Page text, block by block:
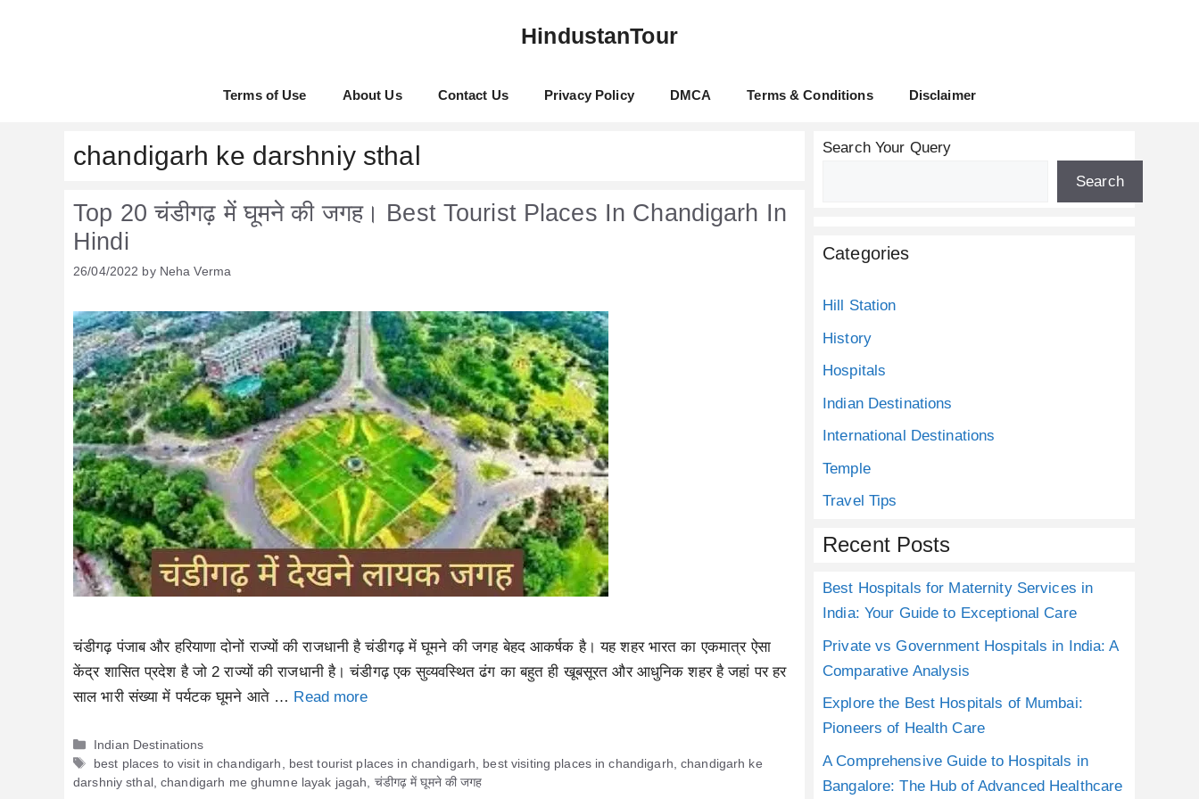
HindustanTour
Terms of Use About Us Contact Us Privacy Policy DMCA Terms & Conditions Disclaimer
chandigarh ke darshniy sthal
Top 20 चंडीगढ़ में घूमने की जगह। Best Tourist Places In Chandigarh In
Hindi
26/04/2022 by Neha Verma
चंडीगढ़ पंजाब और हरियाणा दोनों राज्यों की राजधानी है चंडीगढ़ में घूमने की जगह बेहद आकर्षक है। यह शहर भारत का एकमात्र ऐसा
केंद्र शासित प्रदेश है जो 2 राज्यों की राजधानी है। चंडीगढ़ एक सुव्यवस्थित ढंग का बहुत ही खूबसूरत और आधुनिक शहर है जहां पर हर
साल भारी संख्या में पर्यटक घूमने आते … Read more
Categories
Indian Destinations
Tags
best places to visit in chandigarh best tourist places in chandigarh best visiting places in chandigarh ,chandigarh ke
darshniy sthal,chandigarh me ghumne layak jagah चंडीगढ़ में घूमने की जगह
Search Your Query
Search
Categories
Hill Station
History
Hospitals
Indian Destinations
International Destinations
Temple
Travel Tips
Recent Posts
Best Hospitals for Maternity Services in
India: Your Guide to Exceptional Care
Private vs Government Hospitals in India: A
Comparative Analysis
Explore the Best Hospitals of Mumbai:
Pioneers of Health Care
A Comprehensive Guide to Hospitals in
Bangalore: The Hub of Advanced Healthcare